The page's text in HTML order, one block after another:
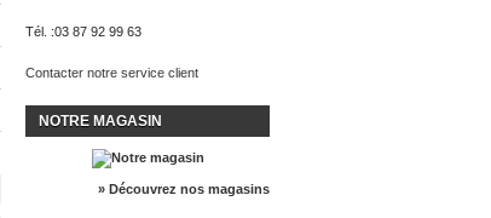
Tél. :03 87 92 99 63
Contacter notre service client
NOTRE MAGASIN
» Découvrez nos magasins